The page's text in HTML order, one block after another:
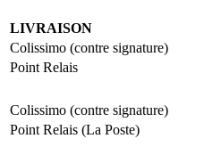
LIVRAISON
Colissimo (contre signature)
Point Relais
Colissimo (contre signature)
Point Relais (La Poste)